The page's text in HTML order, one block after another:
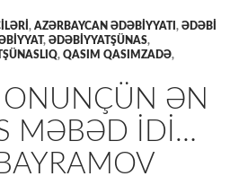
, AZƏRBAYCAN ƏDƏBIYYATI , ƏDƏBİ
, ƏDƏBIYYATŞÜNAS,
, QASIM QASIMZADƏ,
ƏN
MƏBƏD IDI…